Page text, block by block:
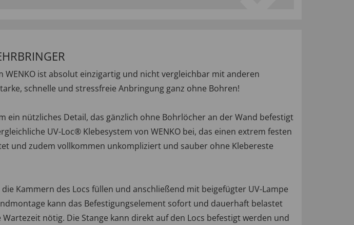
ist absolut einzigartig und nicht vergleichbar mit anderen
schnelle und stressfreie Anbringung ganz ohne Bohren!
ein nützliches Detail, das gänzlich ohne Bohrlöcher an der Wand befestigt
UV-Loc® Klebesystem von WENKO bei, das einen extrem festen
und zudem vollkommen unkompliziert und sauber ohne Klebereste
Kammern des Locs füllen und anschließend mit beigefügter UV-Lampe
kann das Befestigungselement sofort und dauerhaft belastet
nötig. Die Stange kann direkt auf den Locs befestigt werden und